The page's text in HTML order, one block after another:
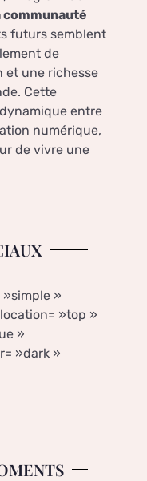
communauté
futurs semblent
de
et une richesse
Cette
entre
numérique,
de vivre une
»
»top »
»
»dark »